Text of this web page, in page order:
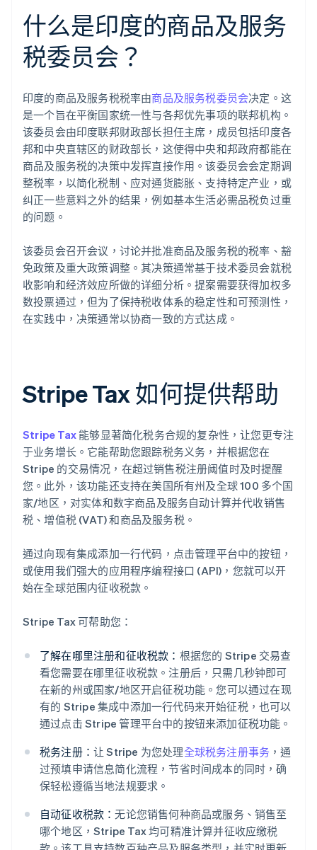
什么是印度的商品及服务
税委员会？
印度的商品及服务税税率由商品及服务税委员会决定。这
是一个旨在平衡国家统一性与各邦优先事项的联邦机构。
该委员会由印度联邦财政部长担任主席，成员包括印度各
邦和中央直辖区的财政部长，这使得中央和邦政府都能在
商品及服务税的决策中发挥直接作用。该委员会会定期调
整税率，以简化税制、应对通货膨胀、支持特定产业，或
纠正一些意料之外的结果，例如基本生活必需品税负过重
的问题。
该委员会召开会议，讨论并批准商品及服务税的税率、豁
免政策及重大政策调整。其决策通常基于技术委员会就税
收影响和经济效应所做的详细分析。提案需要获得加权多
数投票通过，但为了保持税收体系的稳定性和可预测性，
在实践中，决策通常以协商一致的方式达成。
Stripe Tax 如何提供帮助
Stripe Tax能够显著简化税务合规的复杂性，让您更专注
于业务增长。它能帮助您跟踪税务义务，并根据您在
Stripe 的交易情况，在超过销售税注册阈值时及时提醒
您。此外，该功能还支持在美国所有州及全球 100 多个国
家/地区，对实体和数字商品及服务自动计算并代收销售
税、增值税 (VAT) 和商品及服务税。
通过向现有集成添加一行代码，点击管理平台中的按钮，
或使用我们强大的应用程序编程接口 (API)，您就可以开
始在全球范围内征收税款。
Stripe Tax 可帮助您：
了解在哪里注册和征收税款： 根据您的 Stripe 交易查
看您需要在哪里征收税款。注册后，只需几秒钟即可
在新的州或国家/地区开启征税功能。您可以通过在现
有的 Stripe 集成中添加一行代码来开始征税，也可以
通过点击 Stripe 管理平台中的按钮来添加征税功能。
税务注册： 让 Stripe 为您处理全球税务注册事务 ，通
过预填申请信息简化流程，节省时间成本的同时，确
保轻松遵循当地法规要求。
自动征收税款：无论您销售何种商品或服务、销售至
哪个地区，Stripe Tax 均可精准计算并征收应缴税
阿联酋
English